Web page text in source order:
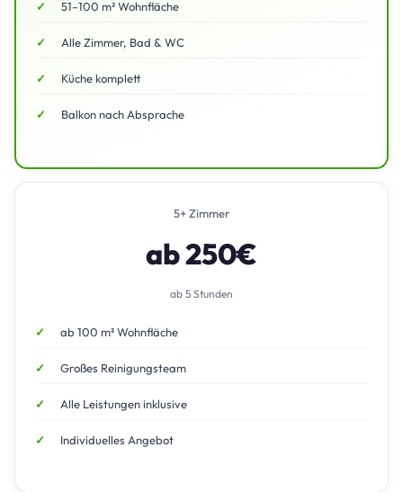
51–100 m² Wohnfläche
Alle Zimmer, Bad & WC
Küche komplett
Balkon nach Absprache
5+ Zimmer
ab 250€
ab 5 Stunden
ab 100 m² Wohnfläche
Großes Reinigungsteam
Alle Leistungen inklusive
Individuelles Angebot